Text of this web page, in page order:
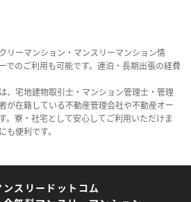
リーマンション・マンスリーマンション情
でのご利用も可能です。連泊・長期出張の経費
、宅地建物取引士・マンション管理士・管理
が在籍している不動産管理会社や不動産オー
。寮・社宅として安心してご利用いただけま
便利です。
ンスリードットコム